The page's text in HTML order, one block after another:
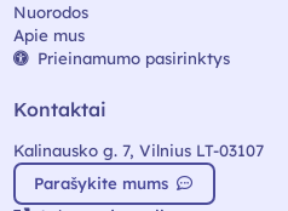
Nuorodos
Apie mus
Prieinamumo pasirinktys
Kontaktai
Kalinausko g. 7, Vilnius LT-03107
Parašykite mums